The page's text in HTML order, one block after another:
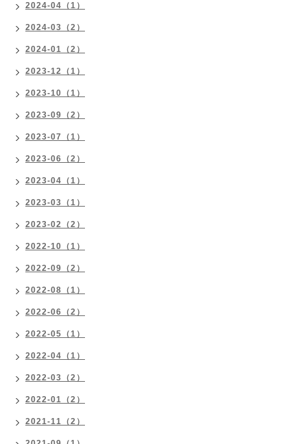
2024-04（1）
2024-03（2）
2024-01（2）
2023-12（1）
2023-10（1）
2023-09（2）
2023-07（1）
2023-06（2）
2023-04（1）
2023-03（1）
2023-02（2）
2022-10（1）
2022-09（2）
2022-08（1）
2022-06（2）
2022-05（1）
2022-04（1）
2022-03（2）
2022-01（2）
2021-11（2）